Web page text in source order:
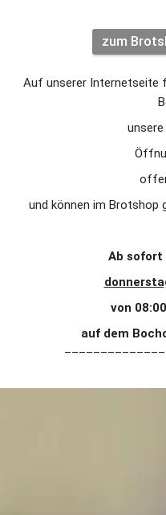
zum
Auf unserer Internetseite
und können im Brotshop
Ab sofort
von
auf dem